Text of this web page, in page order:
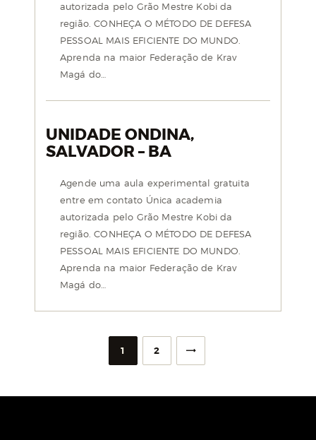
autorizada pelo Grão Mestre Kobi da
região. CONHEÇA O MÉTODO DE DEFESA
PESSOAL MAIS EFICIENTE DO MUNDO.
Aprenda na maior Federação de Krav
Magá do…
UNIDADE ONDINA,
SALVADOR – BA
Agende uma aula experimental gratuita
entre em contato Única academia
autorizada pelo Grão Mestre Kobi da
região. CONHEÇA O MÉTODO DE DEFESA
PESSOAL MAIS EFICIENTE DO MUNDO.
Aprenda na maior Federação de Krav
Magá do…
1 2
>